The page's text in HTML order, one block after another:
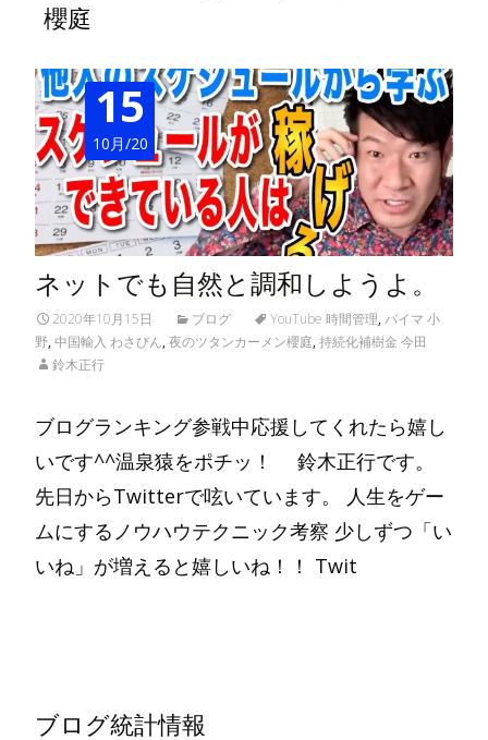
櫻庭
15
10月/20
ネットでも自然と調和しようよ。
2020年10月15日 ブログ YouTube 時間管理,バイマ 小
野,中国輸入 わさびん,夜のツタンカーメン櫻庭,持続化補樹金 今田
鈴木正行
ブログランキング参戦中応援してくれたら嬉し
いです^^温泉猿をポチッ！ 鈴木正行です。
先日からTwitterで呟いています。 人生をゲー
ムにするノウハウテクニック考察 少しずつ「い
いね」が増えると嬉しいね！！ Twit
ブログ統計情報